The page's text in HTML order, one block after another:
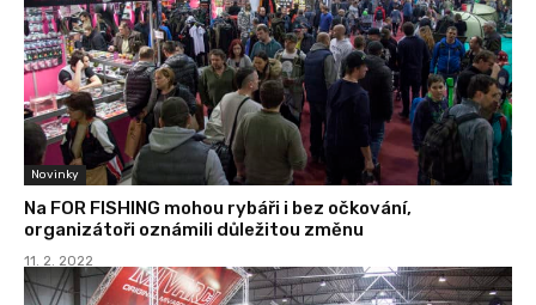
Novinky
Na FOR FISHING mohou rybáři i bez očkování,
organizátoři oznámili důležitou změnu
11. 2. 2022